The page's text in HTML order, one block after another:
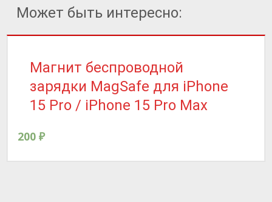
Может быть интересно:
Магнит беспроводной
зарядки MagSafe для iPhone
15 Pro / iPhone 15 Pro Max
200 ₽